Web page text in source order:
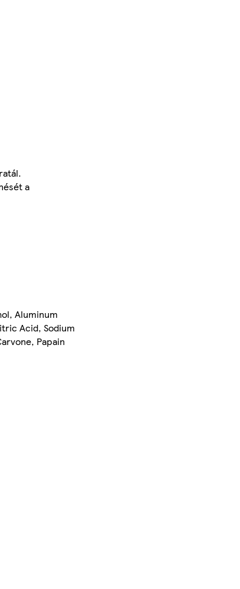
a
Aluminum
Acid, Sodium
Papain